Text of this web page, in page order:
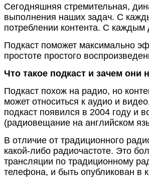
Сегодняшняя стремительная,
выполнения наших задач. С
потреблении контента. С
Подкаст поможет максимально
простоте простого
Что такое подкаст и зачем они
Подкаст похож на радио, но
может относиться к аудио и
подкаст появился в 2004 году и
(радиовещание на английском
В отличие от традиционного
какой-либо радиочастоте. Это
трансляции по традиционному
телефона, и быть опубликован в